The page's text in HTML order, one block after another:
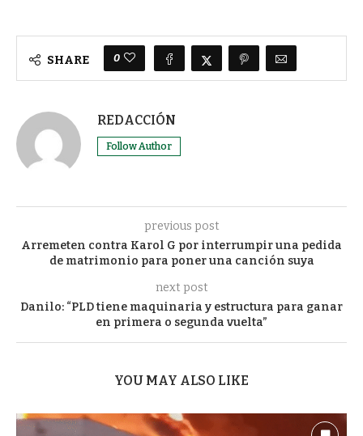
SHARE 0
REDACCIÓN
Follow Author
previous post
Arremeten contra Karol G por interrumpir una pedida
de matrimonio para poner una canción suya
next post
Danilo: “PLD tiene maquinaria y estructura para ganar
en primera o segunda vuelta”
YOU MAY ALSO LIKE